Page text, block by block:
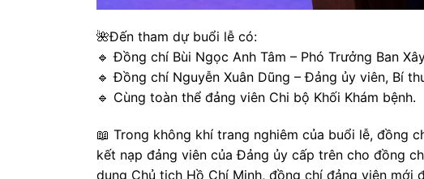
🌺Đến tham dự buổi lễ có:
🔹 Đồng chí Bùi Ngọc Anh Tâm – Phó Trưởng Ban
🔹 Đồng chí Nguyễn Xuân Dũng – Đảng ủy viên, Bí
🔹 Cùng toàn thể đảng viên Chi bộ Khối Khám bệnh.
📖 Trong không khí trang nghiêm của buổi lễ, đồng
kết nạp đảng viên của Đảng ủy cấp trên cho đồng
dung Chủ tịch Hồ Chí Minh, đồng chí đảng viên